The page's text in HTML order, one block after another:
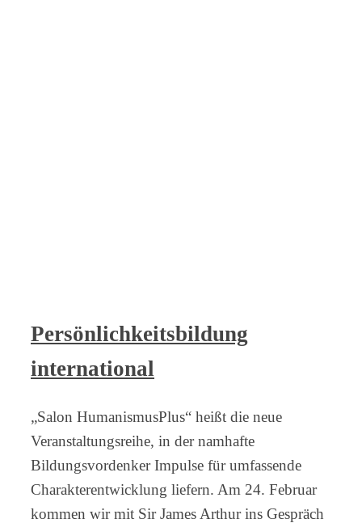
Persönlichkeitsbildung
international
„Salon HumanismusPlus“ heißt die neue
Veranstaltungsreihe, in der namhafte
Bildungsvordenker Impulse für umfassende
Charakterentwicklung liefern. Am 24. Februar
kommen wir mit Sir James Arthur ins Gespräch